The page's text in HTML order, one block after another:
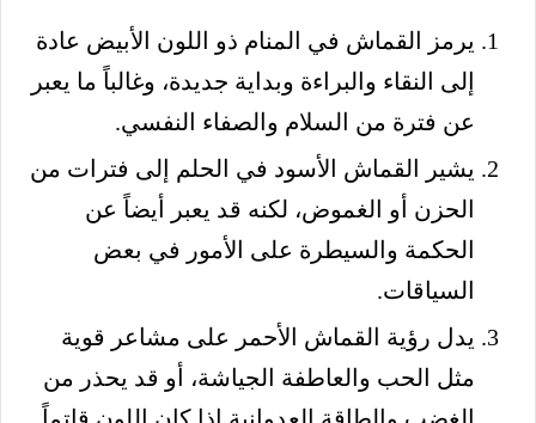
يرمز القماش في المنام ذو اللون الأبيض عادة
إلى النقاء والبراءة وبداية جديدة، وغالباً ما يعبر
عن فترة من السلام والصفاء النفسي.
يشير القماش الأسود في الحلم إلى فترات من
الحزن أو الغموض، لكنه قد يعبر أيضاً عن
الحكمة والسيطرة على الأمور في بعض
السياقات.
يدل رؤية القماش الأحمر على مشاعر قوية
مثل الحب والعاطفة الجياشة، أو قد يحذر من